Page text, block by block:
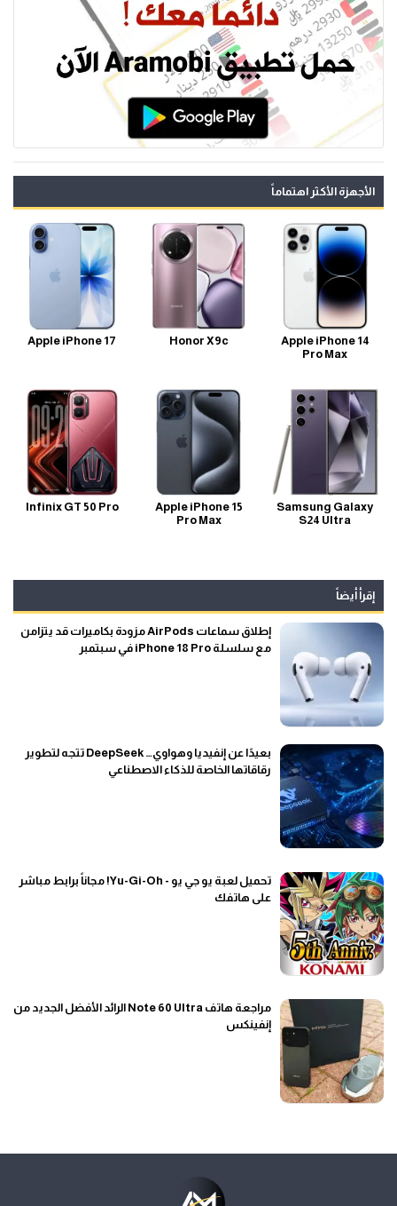
الأجهزة الأكثر اهتماماً
Apple iPhone 14
Pro Max
Honor X9c
Apple iPhone 17
Samsung Galaxy
S24 Ultra
Apple iPhone 15
Pro Max
Infinix GT 50 Pro
إقرأ أيضاً
إطلاق سماعات AirPods مزودة بكاميرات قد يتزامن
مع سلسلة iPhone 18 Pro في سبتمبر
بعيدًا عن إنفيديا وهواوي… DeepSeek تتجه لتطوير
رقاقاتها الخاصة للذكاء الاصطناعي
تحميل لعبة يو جي يو - Yu-Gi-Oh! مجاناً برابط مباشر
على هاتفك
مراجعة هاتف Note 60 Ultra الرائد الأفضل الجديد من
إنفينكس